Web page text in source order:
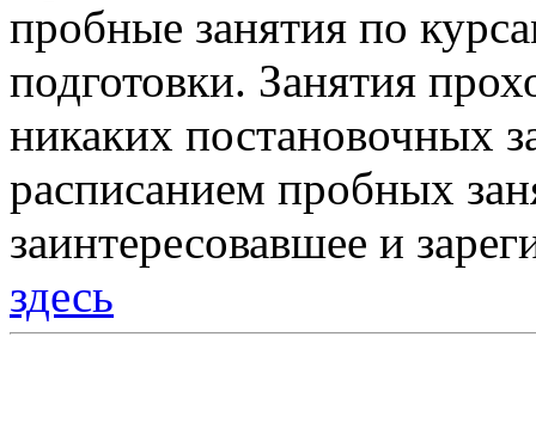
пробные занятия по
подготовки. Занятия
никаких постановочных
расписанием пробных
заинтересовавшее и
здесь